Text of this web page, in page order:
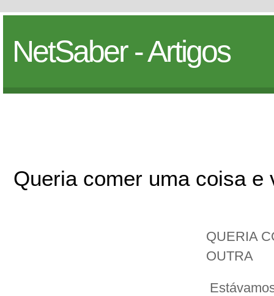
NetSaber - Artigos
Queria comer uma coisa e
QUERIA
OUTRA